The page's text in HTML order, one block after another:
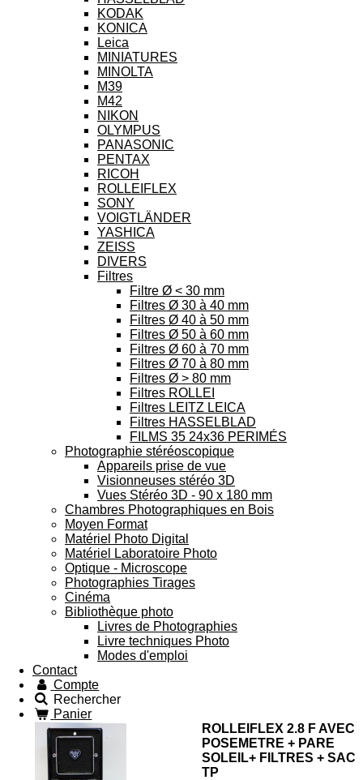
KODAK
KONICA
Leica
MINIATURES
MINOLTA
M39
M42
NIKON
OLYMPUS
PANASONIC
PENTAX
RICOH
ROLLEIFLEX
SONY
VOIGTLÄNDER
YASHICA
ZEISS
DIVERS
Filtres
Filtre Ø < 30 mm
Filtres Ø 30 à 40 mm
Filtres Ø 40 à 50 mm
Filtres Ø 50 à 60 mm
Filtres Ø 60 à 70 mm
Filtres Ø 70 à 80 mm
Filtres Ø > 80 mm
Filtres ROLLEI
Filtres LEITZ LEICA
Filtres HASSELBLAD
FILMS 35 24x36 PERIMÉS
Photographie stéréoscopique
Appareils prise de vue
Visionneuses stéréo 3D
Vues Stéréo 3D - 90 x 180 mm
Chambres Photographiques en Bois
Moyen Format
Matériel Photo Digital
Matériel Laboratoire Photo
Optique - Microscope
Photographies Tirages
Cinéma
Bibliothèque photo
Livres de Photographies
Livre techniques Photo
Modes d'emploi
Contact
Compte
Rechercher
Panier
ROLLEIFLEX 2.8 F AVEC
POSEMETRE + PARE
SOLEIL+ FILTRES + SAC
TP